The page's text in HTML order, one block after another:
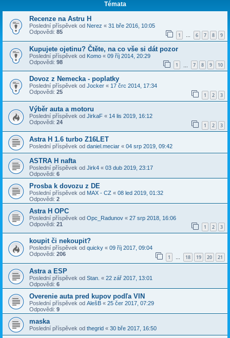
Témata
Recenze na Astru H
Poslední příspěvek od Nerez « 31 bře 2016, 10:05
Odpovědi: 85 1 … 6 7 8 9
Kupujete ojetinu? Čtěte, na co vše si dát pozor
Poslední příspěvek od Komo « 09 říj 2014, 20:29
Odpovědi: 98 1 7 8 9 10
Dovoz z Nemecka - poplatky
Poslední příspěvek od Jocker « 17 črc 2014, 17:34
Odpovědi: 25 1 2 3
Výběr auta a motoru
Poslední příspěvek od JirkaF « 14 lis 2019, 16:12
Odpovědi: 24 1 2 3
Astra H 1.6 turbo Z16LET
Poslední příspěvek od daniel.meciar « 04 srp 2019, 09:42
ASTRA H nafta
Poslední příspěvek od Jirk4 « 03 dub 2019, 23:17
Odpovědi: 6
Prosba k dovozu z DE
Poslední příspěvek od MAX - CZ « 08 led 2019, 01:32
Odpovědi: 2
Astra H OPC
Poslední příspěvek od Opc_Radunov « 27 srp 2018, 16:06
Odpovědi: 21 1 2 3
koupit či nekoupit?
Poslední příspěvek od quicky « 09 říj 2017, 09:04
Odpovědi: 206 1 … 18 19 20 21
Astra a ESP
Poslední příspěvek od Stan. « 22 zář 2017, 13:01
Odpovědi: 6
Overenie auta pred kupov podľa VIN
Poslední příspěvek od AlešB « 25 čer 2017, 07:29
Odpovědi: 9
maska
Poslední příspěvek od thegrid « 30 bře 2017, 16:50